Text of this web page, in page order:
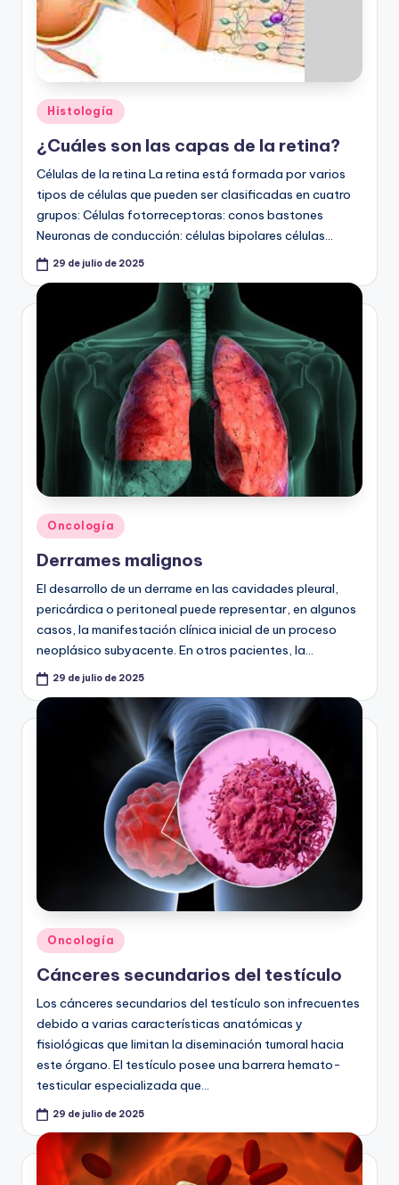
Publicado
en
Histología
¿Cuáles son las capas de la retina?
Células de la retina La retina está formada por varios
tipos de células que pueden ser clasificadas en cuatro
grupos: Células fotorreceptoras: conos bastones
Neuronas de conducción: células bipolares células…
29 de julio de 2025
Publicado
en
Oncología
Derrames malignos
El desarrollo de un derrame en las cavidades pleural,
pericárdica o peritoneal puede representar, en algunos
casos, la manifestación clínica inicial de un proceso
neoplásico subyacente. En otros pacientes, la…
29 de julio de 2025
Publicado
en
Oncología
Cánceres secundarios del testículo
Los cánceres secundarios del testículo son infrecuentes
debido a varias características anatómicas y
fisiológicas que limitan la diseminación tumoral hacia
este órgano. El testículo posee una barrera hemato-
testicular especializada que…
29 de julio de 2025